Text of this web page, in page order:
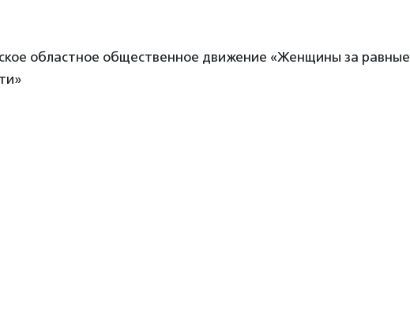
областное общественное движение «Женщины за равные